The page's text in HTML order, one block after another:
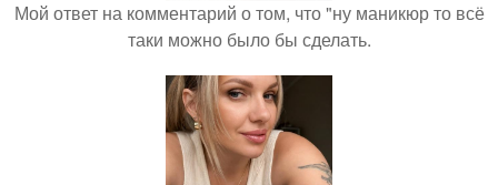
Мой ответ на комментарий о том, что "ну маникюр то всё
таки можно было бы сделать.